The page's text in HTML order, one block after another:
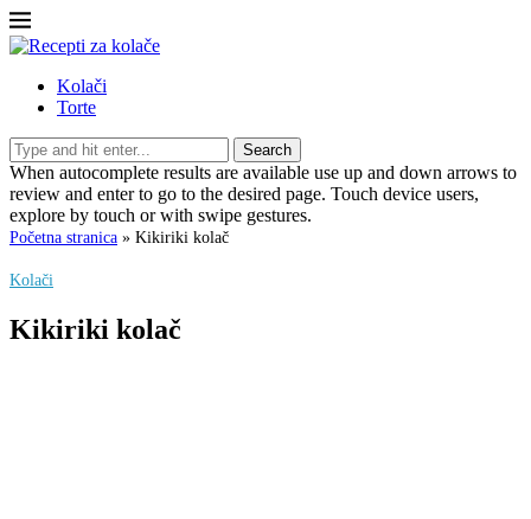
Kolači
Torte
Search
When autocomplete results are available use up and down arrows to
review and enter to go to the desired page. Touch device users,
explore by touch or with swipe gestures.
Početna stranica » Kikiriki kolač
Kolači
Kikiriki kolač